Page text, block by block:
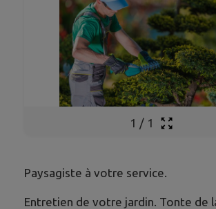
1 / 1
Paysagiste à votre service.
Entretien de votre jardin. Tonte de